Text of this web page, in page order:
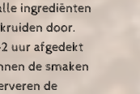
ingrediënten
door.
uur afgedekt
de smaken
de